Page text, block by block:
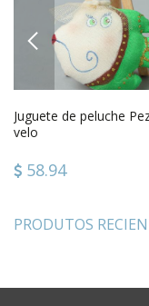
PREVIOUS
Juguete de peluche
velo
58.94
PRODUTOS